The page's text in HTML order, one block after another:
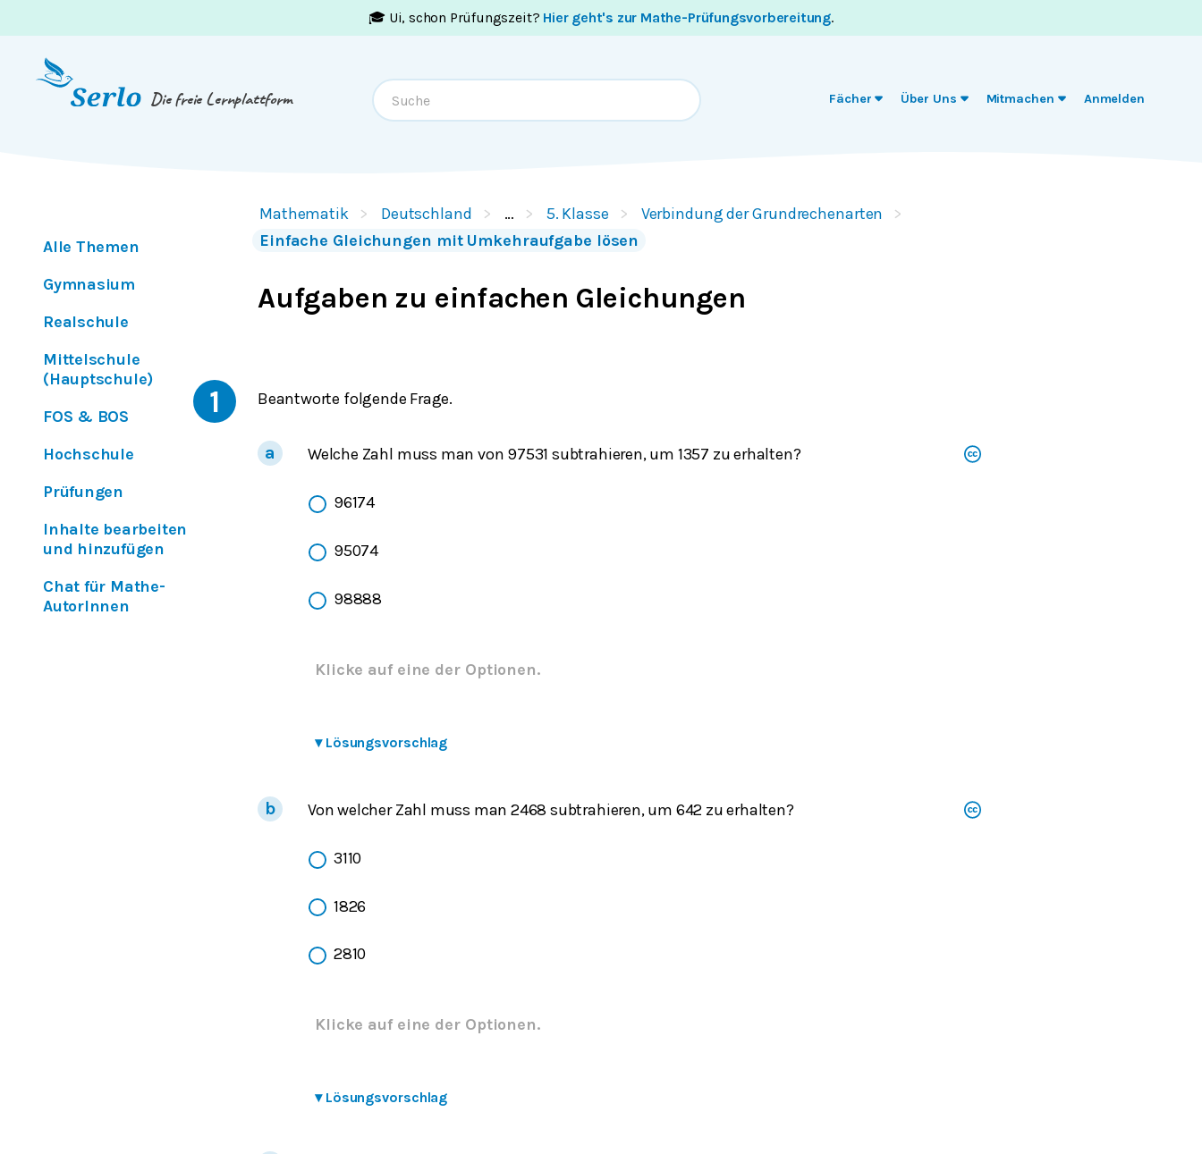
🎓 Ui, schon Prüfungszeit? Hier geht's zur Mathe-Prüfungsvorbereitung.
Die freie Lernplattform Fächer Über Uns Mitmachen Anmelden
Alle Themen
Gymnasium
Realschule
Mittelschule
(Hauptschule)
FOS & BOS
Hochschule
Prüfungen
Inhalte bearbeiten
und hinzufügen
Chat für Mathe-
AutorInnen
Mathematik Deutschland … 5. Klasse
Verbindung der Grundrechenarten
Einfache Gleichungen mit Umkehraufgabe lösen
Aufgaben zu einfachen Gleichungen
1 Beantworte folgende Frage.
Welche Zahl muss man von 97531 subtrahieren, um 1357 zu erhalten?
96174
95074
98888
Klicke auf eine der Optionen.
▾ Lösungsvorschlag
Von welcher Zahl muss man 2468 subtrahieren, um 642 zu erhalten?
3110
1826
2810
Klicke auf eine der Optionen.
▾ Lösungsvorschlag